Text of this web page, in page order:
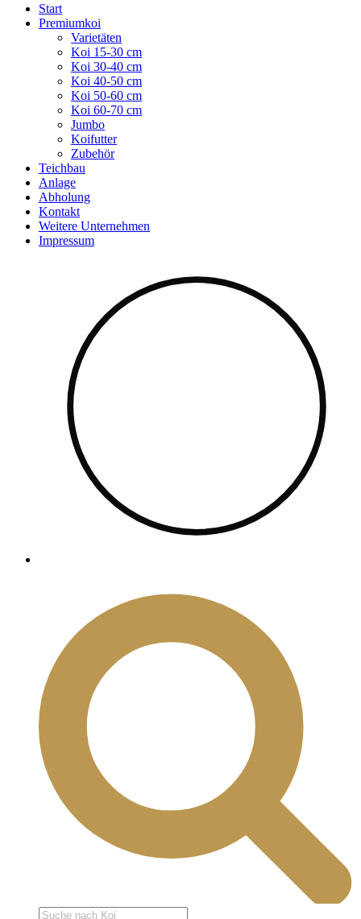
Start
Premiumkoi
Varietäten
Koi 15-30 cm
Koi 30-40 cm
Koi 40-50 cm
Koi 50-60 cm
Koi 60-70 cm
Jumbo
Koifutter
Zubehör
Teichbau
Anlage
Abholung
Kontakt
Weitere Unternehmen
Impressum
Products